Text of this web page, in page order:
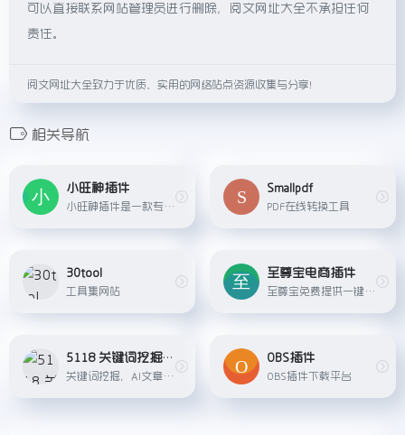
可以直接联系网站管理员进行删除，阅文网址大全不承担任何
责任。
阅文网址大全致力于优质、实用的网络站点资源收集与分享！
相关导航
小旺神插件
小旺神插件是一款专为淘宝店铺运营者打造的数据辅助分析工具，可以一键下载宝贝车图，描述图，买家秀，问大家等信息，打造专属店铺品牌，运营辅助能手。小旺神插件还提供主图+sku图+视频下载，秒看手淘，相似店铺，抖音推广等多 …
Smallpdf
PDF在线转换工具
30tool
工具集网站
至尊宝电商插件
至尊宝免费提供一键多平台搜图/搜词选品，宝贝详情、SKU各项数据分析，全站开车和计划管理等功能，覆盖跨境和抖店等几十大货源平台，专业电商运营工具。
5118 关键词挖掘工具
关键词挖掘，AI文章改写，直播脚本创作等...
OBS插件
OBS插件下载平台